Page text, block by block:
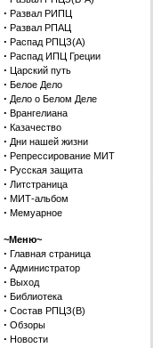
· Развал РИПЦ
· Развал РПАЦ
· Распад РПЦЗ(А)
· Распад ИПЦ Греции
· Царский путь
· Белое Дело
· Дело о Белом Деле
· Врангелиана
· Казачество
· Дни нашей жизни
· Репрессирование МИТ
· Русская защита
· Литстраница
· МИТ-альбом
· Мемуарное
~Меню~
· Главная страница
· Администратор
· Выход
· Библиотека
· Состав РПЦЗ(В)
· Обзоры
· Новости